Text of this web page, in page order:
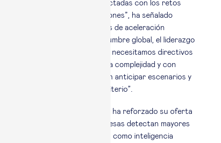
acompañamiento y conectadas con los retos
reales de sus organizaciones”, ha señalado
Quintano. “En momentos de aceleración
tecnológica y la incertidumbre global, el liderazgo
humanista es prioritario: necesitamos directivos
capaces de interpretar la complejidad y con
empatía social, que sepan anticipar escenarios y
tomar decisiones con criterio”.
En este contexto, Esade ha reforzado su oferta
en áreas donde las empresas detectan mayores
brechas de capacidades, como inteligencia